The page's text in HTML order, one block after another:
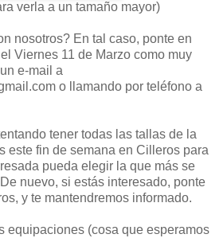
verla a un tamaño mayor)
nosotros? En tal caso, ponte en
Viernes 11 de Marzo como muy
e-mail a
o llamando por teléfono a
tener todas las tallas de la
este fin de semana en Cilleros para
pueda elegir la que más se
nuevo, si estás interesado, ponte
y te mantendremos informado.
equipaciones (cosa que esperamos